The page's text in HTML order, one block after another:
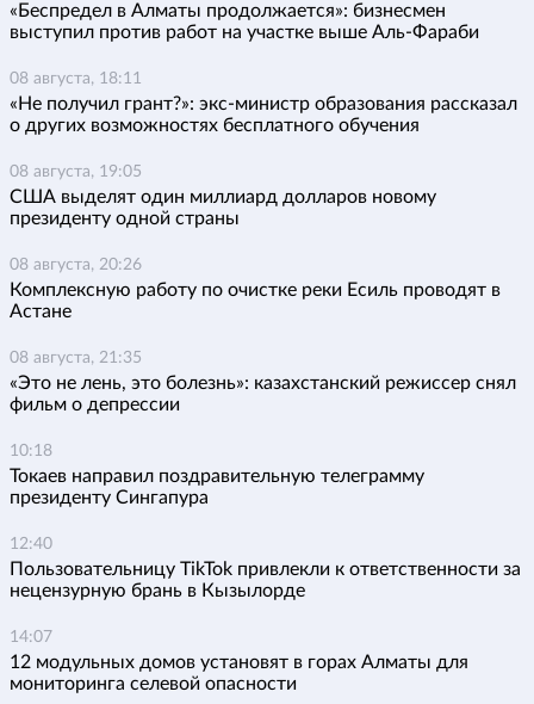
«Беспредел в Алматы продолжается»: бизнесмен
выступил против работ на участке выше Аль-Фараби
08 августа, 18:11
«Не получил грант?»: экс-министр образования рассказал
о других возможностях бесплатного обучения
08 августа, 19:05
США выделят один миллиард долларов новому
президенту одной страны
08 августа, 20:26
Комплексную работу по очистке реки Есиль проводят в
Астане
08 августа, 21:35
«Это не лень, это болезнь»: казахстанский режиссер снял
фильм о депрессии
10:18
Токаев направил поздравительную телеграмму
президенту Сингапура
12:40
Пользовательницу TikTok привлекли к ответственности за
нецензурную брань в Кызылорде
14:07
12 модульных домов установят в горах Алматы для
мониторинга селевой опасности